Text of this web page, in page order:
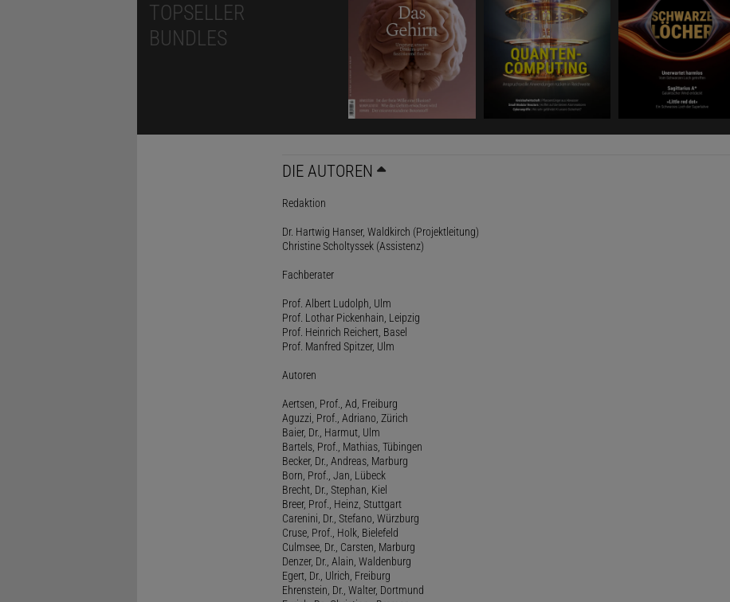
TOPSELLER
BUNDLES
DIE AUTOREN
Redaktion
Dr. Hartwig Hanser, Waldkirch (Projektleitung)
Christine Scholtyssek (Assistenz)
Fachberater
Prof. Albert Ludolph, Ulm
Prof. Lothar Pickenhain, Leipzig
Prof. Heinrich Reichert, Basel
Prof. Manfred Spitzer, Ulm
Autoren
Aertsen, Prof., Ad, Freiburg
Aguzzi, Prof., Adriano, Zürich
Baier, Dr., Harmut, Ulm
Bartels, Prof., Mathias, Tübingen
Becker, Dr., Andreas, Marburg
Born, Prof., Jan, Lübeck
Brecht, Dr., Stephan, Kiel
Breer, Prof., Heinz, Stuttgart
Carenini, Dr., Stefano, Würzburg
Cruse, Prof., Holk, Bielefeld
Culmsee, Dr., Carsten, Marburg
Denzer, Dr., Alain, Waldenburg
Egert, Dr., Ulrich, Freiburg
Ehrenstein, Dr., Walter, Dortmund